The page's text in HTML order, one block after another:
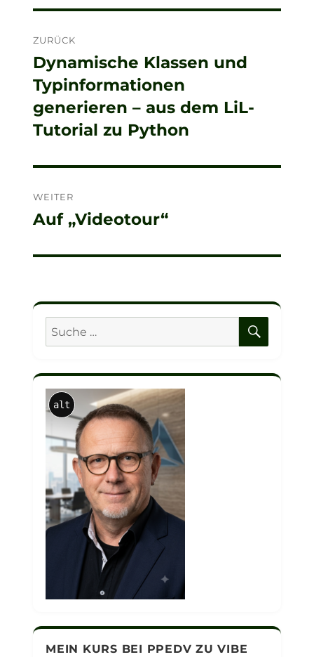
ZURÜCK
Vorheriger
Beitrag:
Dynamische Klassen und
Typinformationen
generieren – aus dem LiL-
Tutorial zu Python
WEITER
Nächster
Auf „Videotour“
Suche
nach:
alt
MEIN KURS BEI PPEDV ZU VIBE